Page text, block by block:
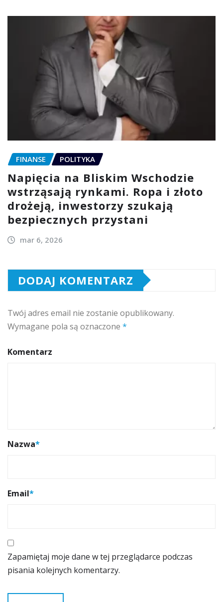
FINANSE POLITYKA
Napięcia na Bliskim Wschodzie
wstrząsają rynkami. Ropa i złoto
drożeją, inwestorzy szukają
bezpiecznych przystani
mar 6, 2026
DODAJ KOMENTARZ
Twój adres email nie zostanie opublikowany.
Wymagane pola są oznaczone *
Komentarz
Nazwa*
Email*
Zapamiętaj moje dane w tej przeglądarce podczas
pisania kolejnych komentarzy.